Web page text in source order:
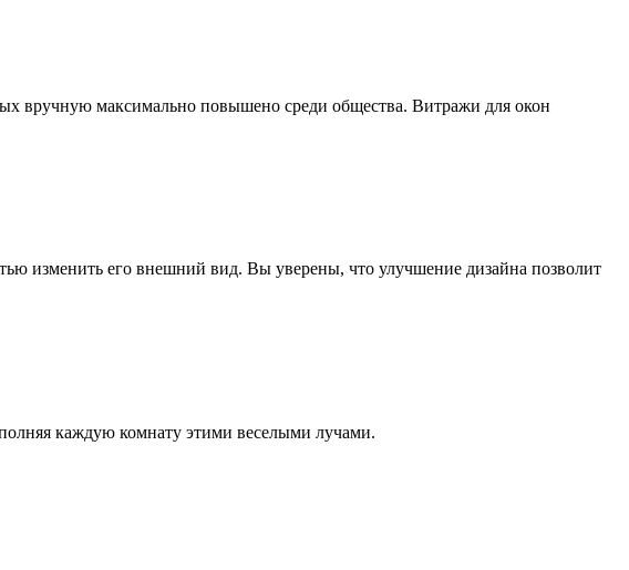
вручную максимально повышено среди общества. Витражи для окон
изменить его внешний вид. Вы уверены, что улучшение дизайна позволит
каждую комнату этими веселыми лучами.